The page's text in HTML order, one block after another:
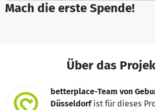
Mach die erste Spende!
Über das
betterplace-Team von
Düsseldorfist für dieses